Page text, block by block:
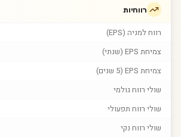
רווחיות
רווח למניה (EPS)
צמיחת EPS (שנתי)
צמיחת EPS (5 שנים)
שולי רווח גולמי
שולי רווח תפעולי
שולי רווח נקי